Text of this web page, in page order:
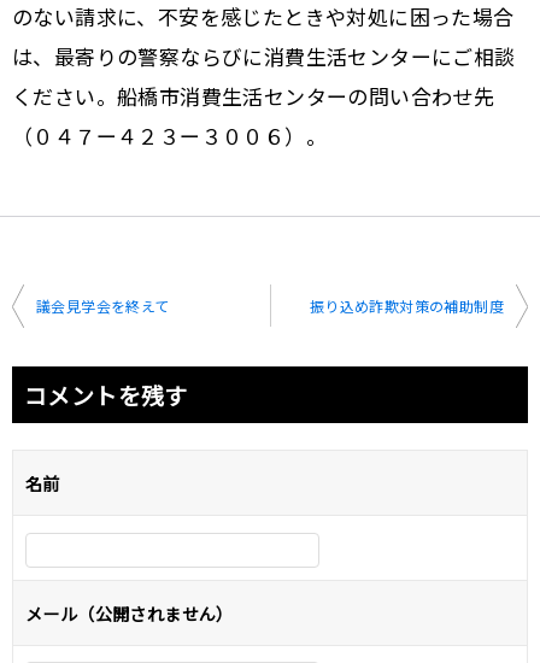
のない請求に、不安を感じたときや対処に困った場合
は、最寄りの警察ならびに消費生活センターにご相談
ください。船橋市消費生活センターの問い合わせ先
（０４７ー４２３ー３００６）。
投
ビ
ー
シ
ョ
ン
議会見学会を終えて 振り込め詐欺対策の補助制度
コメントを残す
名前
メール（公開されません）